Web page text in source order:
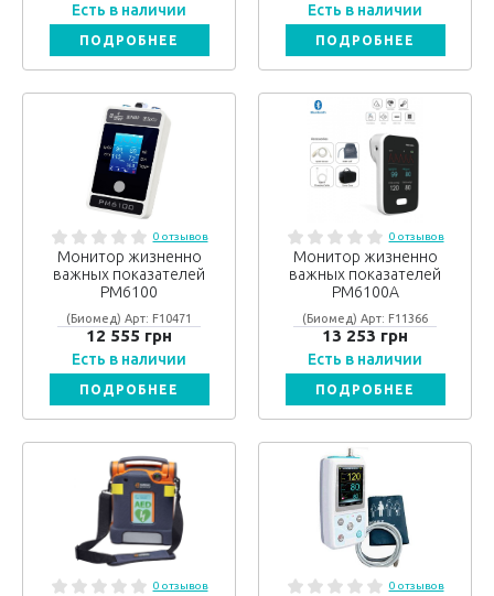
Есть в наличии
ПОДРОБНЕЕ
Есть в наличии
ПОДРОБНЕЕ
0 отзывов
Монитор жизненно
важных показателей
РМ6100
(Биомед) Арт: F10471
12 555 грн
Есть в наличии
ПОДРОБНЕЕ
0 отзывов
Монитор жизненно
важных показателей
РМ6100А
(Биомед) Арт: F11366
13 253 грн
Есть в наличии
ПОДРОБНЕЕ
0 отзывов 0 отзывов